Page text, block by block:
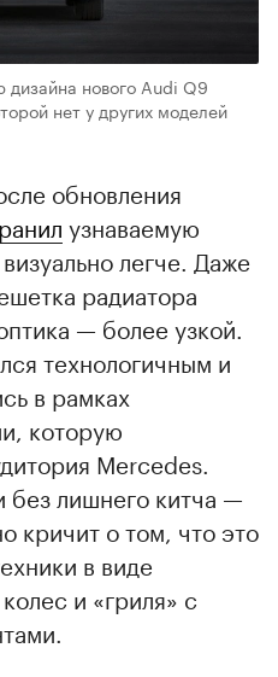
дизайна нового Audi Q9
нет у других моделей
обновления
узнаваемую
легче. Даже
радиатора
— более узкой.
технологичным и
в рамках
которую
Mercedes.
лишнего китча —
кричит о том, что это
в виде
и «гриля» с